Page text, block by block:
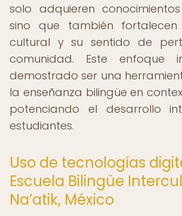
solo adquieren
sino que también
cultural y su sentido de
comunidad. Este enfoque
demostrado ser una
la enseñanza bilingüe en
potenciando el desarrollo
estudiantes.
Uso de tecnologías
Escuela Bilingüe
Na’atik, México